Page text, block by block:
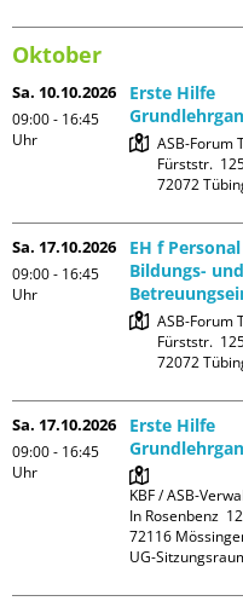
Oktober
Sa. 10.10.2026
09:00 - 16:45
Uhr
Erste Hilfe
ASB-Forum
Fürststr.
Sa. 17.10.2026
09:00 - 16:45
Uhr
EH f
Bildungs- und
ASB-Forum
Fürststr.
Sa. 17.10.2026
09:00 - 16:45
Uhr
Erste Hilfe
KBF / ASB-
In Rosenbenz  12
72116
UG-